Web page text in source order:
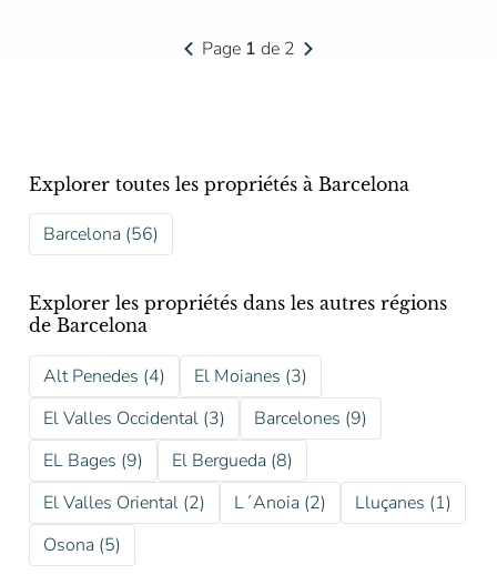
Page 1 de 2
Explorer toutes les propriétés à Barcelona
Barcelona (56)
Explorer les propriétés dans les autres régions
de Barcelona
Alt Penedes (4)
El Moianes (3)
El Valles Occidental (3)
Barcelones (9)
EL Bages (9)
El Bergueda (8)
El Valles Oriental (2)
L´Anoia (2)
Lluçanes (1)
Osona (5)